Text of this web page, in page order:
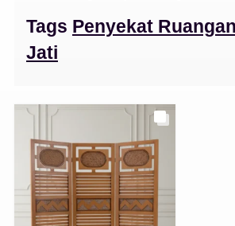
Tags Penyekat
Jati